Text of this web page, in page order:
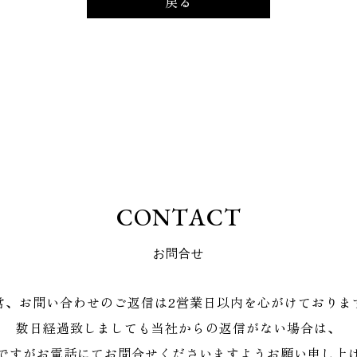
CONTACT
お問合せ
、お問い合わせのご返信は2営業日以内を心がけておりま
数日経過致しましても当社からの返信がない場合は、
すがお電話にてお問合せくださいますようお願い申し上